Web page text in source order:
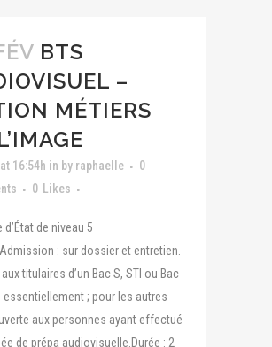
BTS
–
MÉTIERS
16:54h in by raphaelle
0
0 Likes
d’État de niveau 5
: sur dossier et entretien.
titulaires d’un Bac S, STI ou Bac
essentiellement ; pour les autres
aux personnes ayant effectué
de prépa audiovisuelle.Durée : 2